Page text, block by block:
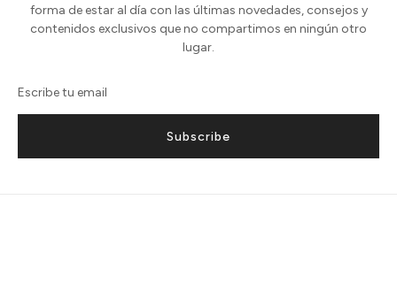
forma de estar al día con las últimas novedades, consejos y
contenidos exclusivos que no compartimos en ningún otro
lugar.
Subscribe